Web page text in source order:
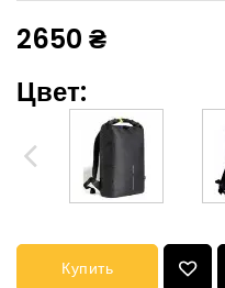
2650 ₴
Цвет:
Купить